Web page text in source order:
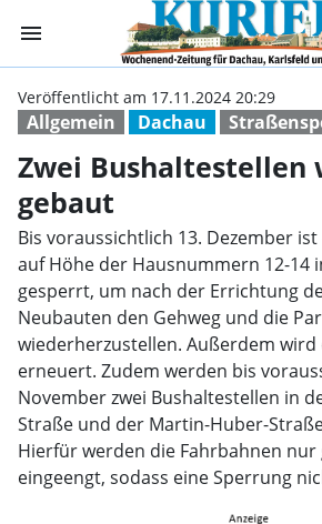
menu
Allgemein Dachau
Veröffentlicht am 17.11.2024 20:29
Zwei Bushaltestellen
gebaut
Bis voraussichtlich 13. Dezember
auf Höhe der Hausnummern 12-14
gesperrt, um nach der Errichtung
Neubauten den Gehweg und die
wiederherzustellen. Außerdem wird
erneuert. Zudem werden bis
November zwei Bushaltestellen in
Straße und der Martin-Huber-
Hierfür werden die Fahrbahnen nur
eingeengt, sodass eine Sperrung